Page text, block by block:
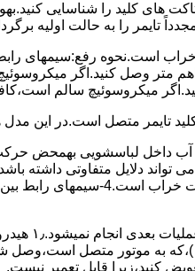
ﻫﺎی ﮐﻠﯿﺪ را ﺷﻨﺎﺳﺎﯾﯽ
ﺗﺎﯾﻤﺮ را به حالت اوﻟﯿﻪ
ﺧﺮاب اﺳﺖ.نحوه رفع:سیمهای
اﻫﻢ ﻣﺘﺮ وصل کنید.اﮔﺮ
ﻣﯿﮑﺮوﺳﻮﺋﯿﭻ ﺳﺎﻟﻢ
ﺗﺎﯾﻤﺮ ﻣﺘﺼﻞ اﺳﺖ.در اﯾﻦ
آب داخل لباسشویی
مشکل
ﻫﯿﺪرواﺳﺘﺎت،میبایست ﮐﻨﺘﺎﮐﺖ ﻣﺸﺘﺮک شماره
ﮐﻨﯿﺪ،زﯾﺮا قابل ﺗﻌﻤﯿﺮ نیست.